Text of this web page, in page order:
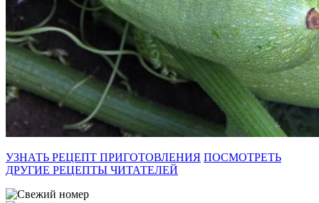
УЗНАТЬ РЕЦЕПТ ПРИГОТОВЛЕНИЯ ПОСМОТРЕТЬ
ДРУГИЕ РЕЦЕПТЫ ЧИТАТЕЛЕЙ